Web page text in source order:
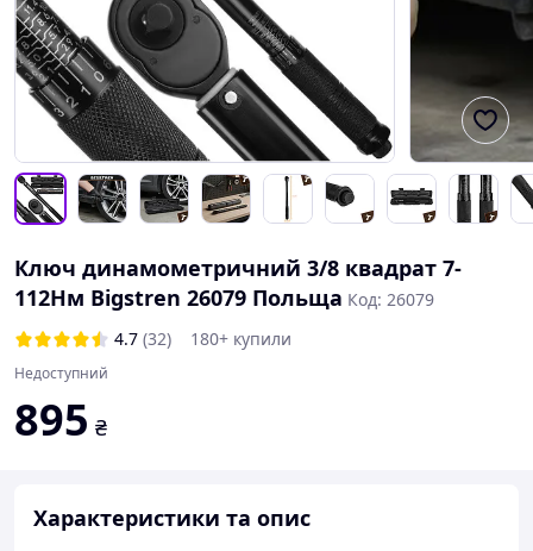
Ключ динамометричний 3/8 квадрат 7-
112Нм Bigstren 26079 Польща Код: 26079
4.7 (32) 180+ купили
Недоступний
895 ₴
Характеристики та опис